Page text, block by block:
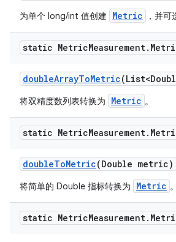
为单个 long/int 值创建 Metric ，并可
static MetricMeasurement.
doubleArrayToMetric
将双精度数列表转换为 Metric 。
static MetricMeasurement.
doubleToMetric(Double metric)
将简单的 Double 指标转换为 Metric 。
static MetricMeasurement.